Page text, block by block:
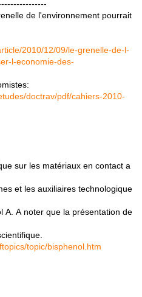
de l'environnement pourrait
2010/12/09/le-grenelle-de-l-
l-economie-des-
doctrav/pdf/cahiers-2010-
sur les matériaux en contact a
et les auxiliaires technologique
A. A noter que la présentation de
topic/bisphenol.htm